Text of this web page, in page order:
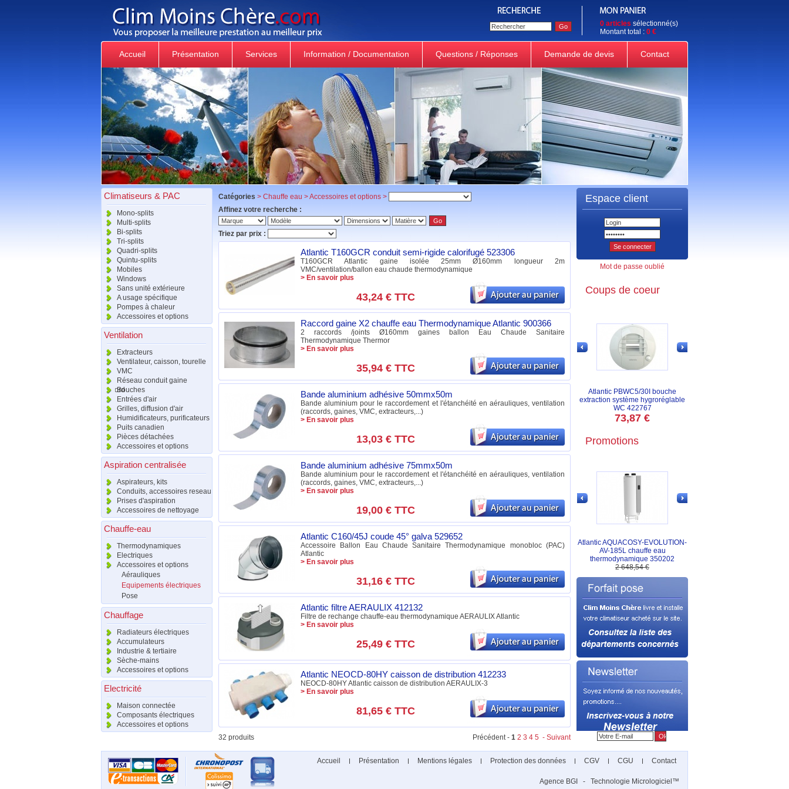
0 articles sélectionné(s)
Montant total : 0 €
Accueil Présentation Services Information / Documentation Questions / Réponses Demande de devis Contact
Climatiseurs & PAC
Mono-splits
Multi-splits
Bi-splits
Tri-splits
Quadri-splits
Quintu-splits
Mobiles
Windows
Sans unité extérieure
A usage spécifique
Pompes à chaleur
Accessoires et options
Ventilation
Extracteurs
Ventilateur, caisson, tourelle
VMC
Réseau conduit gaine
raccordBouches
Entrées d'air
Grilles, diffusion d'air
Humidificateurs, purificateurs
Puits canadien
Pièces détachées
Accessoires et options
Aspiration centralisée
Aspirateurs, kits
Conduits, accessoires reseau
Prises d'aspiration
Accessoires de nettoyage
Chauffe-eau
Thermodynamiques
Electriques
Accessoires et options
Aérauliques
Equipements électriques
Pose
Chauffage
Radiateurs électriques
Accumulateurs
Industrie & tertiaire
Sèche-mains
Accessoires et options
Electricité
Maison connectée
Composants électriques
Accessoires et options
Catégories > Chauffe eau >Accessoires et options >
Affinez votre recherche :
Triez par prix :
Atlantic T160GCR conduit semi-rigide calorifugé 523306
T160GCR Atlantic gaine isolée 25mm Ø160mm longueur 2m
VMC/ventilation/ballon eau chaude thermodynamique
> En savoir plus
43,24 €TTC
Raccord gaine X2 chauffe eau Thermodynamique Atlantic 900366
2 raccords /joints Ø160mm gaines ballon Eau Chaude Sanitaire
Thermodynamique Thermor
> En savoir plus
35,94 €TTC
Bande aluminium adhésive 50mmx50m
Bande aluminium pour le raccordement et l'étanchéité en aérauliques, ventilation
(raccords, gaines, VMC, extracteurs,...)
> En savoir plus
13,03 €TTC
Bande aluminium adhésive 75mmx50m
Bande aluminium pour le raccordement et l'étanchéité en aérauliques, ventilation
(raccords, gaines, VMC, extracteurs,...)
> En savoir plus
19,00 €TTC
Atlantic C160/45J coude 45° galva 529652
Accessoire Ballon Eau Chaude Sanitaire Thermodynamique monobloc (PAC)
Atlantic
> En savoir plus
31,16 €TTC
Atlantic filtre AERAULIX 412132
Filtre de rechange chauffe-eau thermodynamique AERAULIX Atlantic
> En savoir plus
25,49 €TTC
Atlantic NEOCD-80HY caisson de distribution 412233
NEOCD-80HY Atlantic caisson de distribution AERAULIX-3
> En savoir plus
81,65 €TTC
32 produits Précédent - 1 2 3 4 5 - Suivant
Espace client
Mot de passe oublié
Coups de coeur
Atlantic PBWC5/30I bouche
extraction système hygroréglable
WC 422767
73,87 €
Promotions
Atlantic AQUACOSY-EVOLUTION-
AV-185L chauffe eau
thermodynamique 350202
2 648,54 €
Accueil Présentation Mentions légales Protection des données CGV CGU Contact
Agence BGI - Technologie Micrologiciel™